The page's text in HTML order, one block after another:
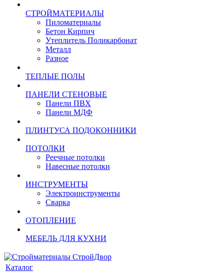
СТРОЙМАТЕРИАЛЫ
Пиломатериалы
Бетон Кирпич
Утеплитель Поликарбонат
Металл
Разное
ТЕПЛЫЕ ПОЛЫ
ПАНЕЛИ СТЕНОВЫЕ
Панели ПВХ
Панели МДФ
ПЛИНТУСА ПОДОКОННИКИ
ПОТОЛКИ
Реечные потолки
Навесные потолки
ИНСТРУМЕНТЫ
Электроинструменты
Сварка
ОТОПЛЕНИЕ
МЕБЕЛЬ ДЛЯ КУХНИ
Каталог